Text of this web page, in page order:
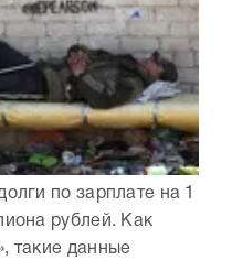
по зарплате на 1
рублей. Как
такие данные